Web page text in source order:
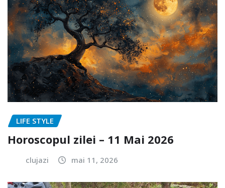
LIFE STYLE
Horoscopul zilei – 11 Mai 2026
clujazi mai 11, 2026